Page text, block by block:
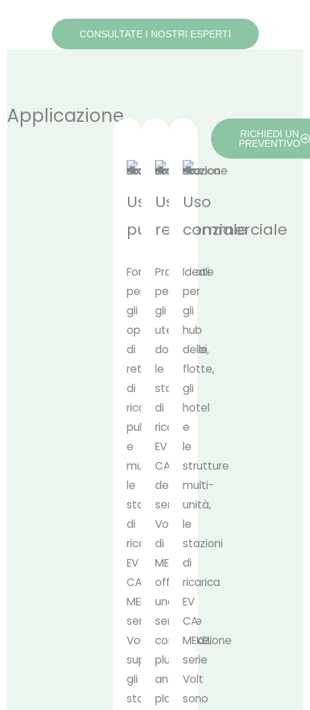
CONSULTATE I NOSTRI ESPERTI
Applicazione
Uso
pubblico
Fondamentali
per
gli
operatori
di
reti
di
ricarica
pubbliche
e
municipali,
le
stazioni
di
ricarica
EV
CA
MEKEL
serie
Volt
supportano
gli
standard
Uso
residenziale
Progettate
per
gli
utenti
domestici,
le
stazioni
di
ricarica
EV
CA
della
serie
Volt
di
MEKEL
offrono
una
semplice
configurazione
plug-
and-
play
Uso
commerciale
Ideali
per
gli
hub
delle
flotte,
gli
hotel
e
le
strutture
multi-
unità,
le
stazioni
di
ricarica
EV
CA
MEKEL
serie
Volt
sono
RICHIEDI UN
PREVENTIVO